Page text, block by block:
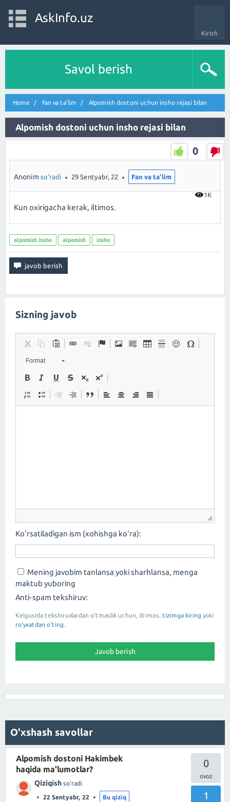
Kirish
AskInfo.uz
Savol berish
Home Fan va ta'lim Alpomish dostoni uchun insho rejasi bilan
Alpomish dostoni uchun insho rejasi bilan
0
1K
Anonim so'radi 29 Sentyabr, 22 Fan va ta'lim
Kun oxirigacha kerak, iltimos.
alpomish insho alpomish insho
Sizning javob
Format
Ko'rsatiladigan ism (xohishga ko'ra):
Mening javobim tanlansa yoki sharhlansa, menga
maktub yuboring
Anti-spam tekshiruv:
Kelgusida tekshiruvlardan o'tmaslik uchun, iltimos, tizimga kiring yoki
ro'yxatdan o'ting.
O'xshash savollar
0
1
Alpomish dostoni Hakimbek
haqida ma'lumotlar?
Qiziqish so'radi
22 Sentyabr, 22 Bu qiziq